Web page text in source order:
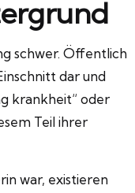
schwer. Öffentlich
dar und
krankheit“ oder
Teil ihrer
war, existieren